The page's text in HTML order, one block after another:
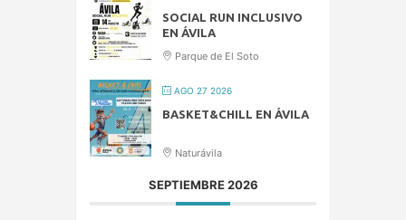
SOCIAL RUN INCLUSIVO
EN ÁVILA
Parque de El Soto
AGO 27 2026
BASKET&CHILL EN ÁVILA
Naturávila
SEPTIEMBRE 2026